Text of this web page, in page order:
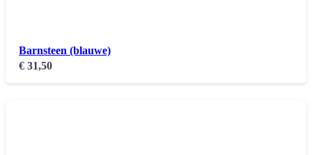
Barnsteen (blauwe)
€ 31,50